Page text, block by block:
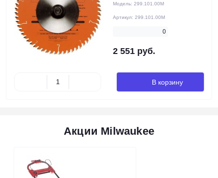
Модель: 299.101.00M
Артикул: 299.101.00M
0
2 551 руб.
В корзину
Акции Milwaukee